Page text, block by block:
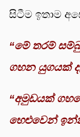
සිටීම ඉතාම
“මේ තරම්
ගහන යුගයක්
“අමුඩයක්
හෙළුවෙන්